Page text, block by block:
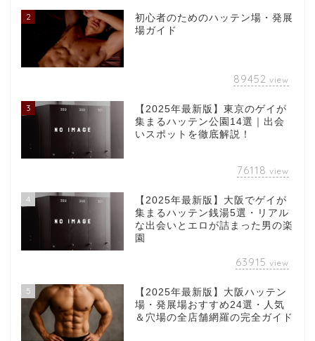
2
初心者のためのハッテン場・発展
場ガイド
89452 view
3
【2025年最新版】東京のゲイが
集まるハッテン公園14選｜出会
いスポットを徹底解説！
76118 view
4
【2025年最新版】大阪でゲイが
集まるハッテン銭湯5選・リアル
な出会いとエロが詰まった男の楽
園
63915 view
5
【2025年最新版】大阪ハッテン
場・発展場おすすめ24選・人気
＆穴場の全店舗網羅の完全ガイド